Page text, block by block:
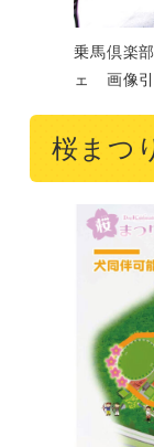
乗馬倶楽
ェ 画像引
桜まつ